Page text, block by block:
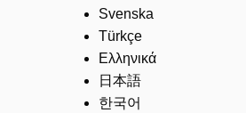
Svenska
Türkçe
Ελληνικά
日本語
한국어